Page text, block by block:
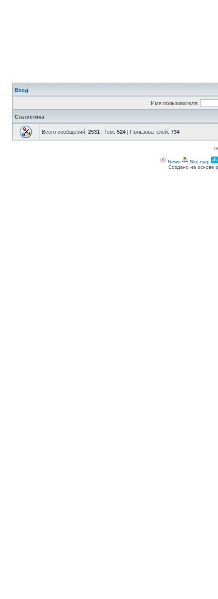
Вход
Имя пользователя:
Статистика
Всего сообщений: 2531 | Тем: 524 | Пользователей: 734
News Site map
Создано на основе